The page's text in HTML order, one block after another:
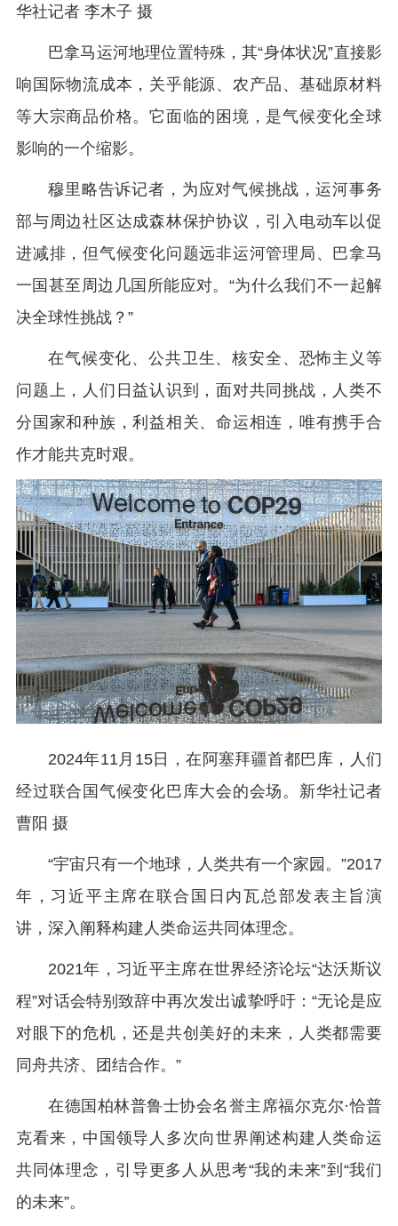
华社记者 李木子 摄
巴拿马运河地理位置特殊，其“身体状况”直接影
响国际物流成本，关乎能源、农产品、基础原材料
等大宗商品价格。它面临的困境，是气候变化全球
影响的一个缩影。
穆里略告诉记者，为应对气候挑战，运河事务
部与周边社区达成森林保护协议，引入电动车以促
进减排，但气候变化问题远非运河管理局、巴拿马
一国甚至周边几国所能应对。“为什么我们不一起解
决全球性挑战？”
在气候变化、公共卫生、核安全、恐怖主义等
问题上，人们日益认识到，面对共同挑战，人类不
分国家和种族，利益相关、命运相连，唯有携手合
作才能共克时艰。
2024年11月15日，在阿塞拜疆首都巴库，人们
经过联合国气候变化巴库大会的会场。新华社记者
曹阳 摄
“宇宙只有一个地球，人类共有一个家园。”2017
年，习近平主席在联合国日内瓦总部发表主旨演
讲，深入阐释构建人类命运共同体理念。
2021年，习近平主席在世界经济论坛“达沃斯议
程”对话会特别致辞中再次发出诚挚呼吁：“无论是应
对眼下的危机，还是共创美好的未来，人类都需要
同舟共济、团结合作。”
在德国柏林普鲁士协会名誉主席福尔克尔·恰普
克看来，中国领导人多次向世界阐述构建人类命运
共同体理念，引导更多人从思考“我的未来”到“我们
的未来”。